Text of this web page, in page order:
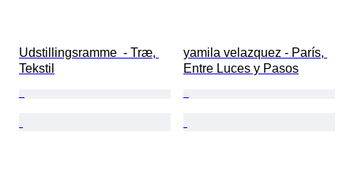
Udstillingsramme  - Træ,
Tekstil
yamila velazquez - París,
Entre Luces y Pasos